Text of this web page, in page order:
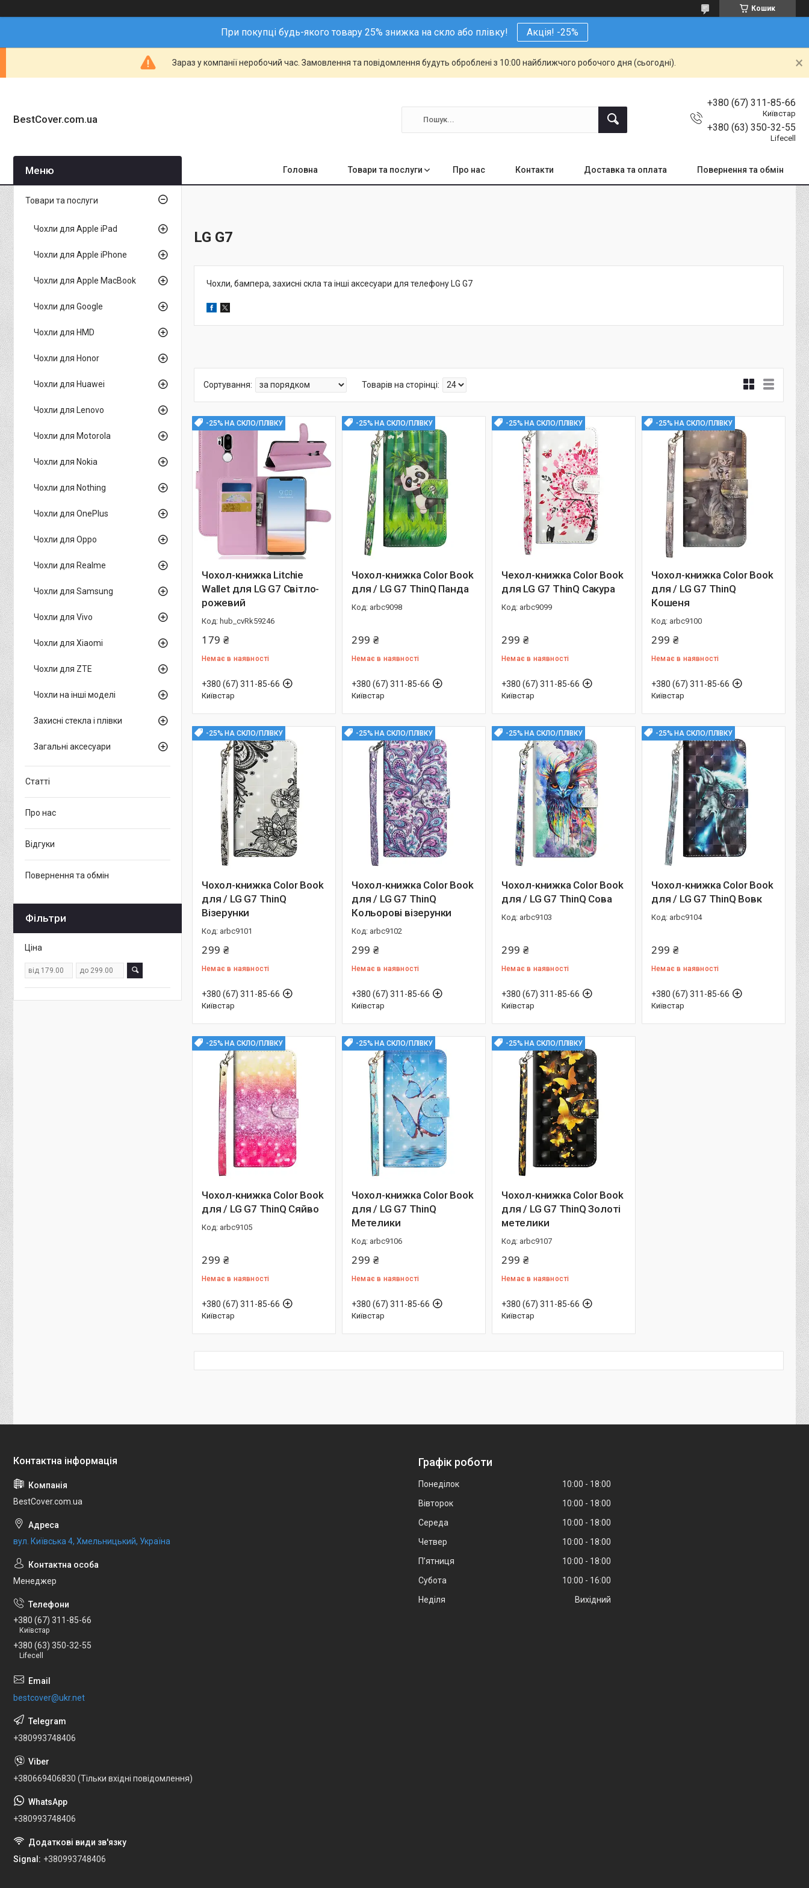
Кошик
При покупці будь-якого товару 25% знижка на скло або плівку! Акція! -25%
Зараз у компанії неробочий час. Замовлення та повідомлення будуть оброблені з 10:00 найближчого робочого дня (сьогодні).
BestCover.com.ua
+380 (67) 311-85-66
Київстар
+380 (63) 350-32-55
Lifecell
Головна Товари та послуги Про нас Контакти Доставка та оплата Повернення та обмін
LG G7
Чохли, бампера, захисні скла та інші аксесуари для телефону LG G7
-25% НА СКЛО/ПЛІВКУ
Чохол-книжка Litchie
Wallet для LG G7 Світло-
рожевий
hub_cvRk59246
179 ₴
Немає в наявності
+380 (67) 311-85-66
Київстар
-25% НА СКЛО/ПЛІВКУ
Чохол-книжка Color Book
для / LG G7 ThinQ Панда
arbc9098
299 ₴
Немає в наявності
+380 (67) 311-85-66
Київстар
-25% НА СКЛО/ПЛІВКУ
Чехол-книжка Color Book
для LG G7 ThinQ Сакура
arbc9099
299 ₴
Немає в наявності
+380 (67) 311-85-66
Київстар
-25% НА СКЛО/ПЛІВКУ
Чохол-книжка Color Book
для / LG G7 ThinQ
Кошеня
arbc9100
299 ₴
Немає в наявності
+380 (67) 311-85-66
Київстар
-25% НА СКЛО/ПЛІВКУ
Чохол-книжка Color Book
для / LG G7 ThinQ
Візерунки
arbc9101
299 ₴
Немає в наявності
+380 (67) 311-85-66
Київстар
-25% НА СКЛО/ПЛІВКУ
Чохол-книжка Color Book
для / LG G7 ThinQ
Кольорові візерунки
arbc9102
299 ₴
Немає в наявності
+380 (67) 311-85-66
Київстар
-25% НА СКЛО/ПЛІВКУ
Чохол-книжка Color Book
для / LG G7 ThinQ Сова
arbc9103
299 ₴
Немає в наявності
+380 (67) 311-85-66
Київстар
-25% НА СКЛО/ПЛІВКУ
Чохол-книжка Color Book
для / LG G7 ThinQ Вовк
arbc9104
299 ₴
Немає в наявності
+380 (67) 311-85-66
Київстар
-25% НА СКЛО/ПЛІВКУ
Чохол-книжка Color Book
для / LG G7 ThinQ Сяйво
arbc9105
299 ₴
Немає в наявності
+380 (67) 311-85-66
Київстар
-25% НА СКЛО/ПЛІВКУ
Чохол-книжка Color Book
для / LG G7 ThinQ
Метелики
arbc9106
299 ₴
Немає в наявності
+380 (67) 311-85-66
Київстар
-25% НА СКЛО/ПЛІВКУ
Чохол-книжка Color Book
для / LG G7 ThinQ Золоті
метелики
arbc9107
299 ₴
Немає в наявності
+380 (67) 311-85-66
Київстар
Товари та послуги
Чохли для Apple iPad
Чохли для Apple iPhone
Чохли для Apple MacBook
Чохли для Google
Чохли для HMD
Чохли для Honor
Чохли для Huawei
Чохли для Lenovo
Чохли для Motorola
Чохли для Nokia
Чохли для Nothing
Чохли для OnePlus
Чохли для Oppo
Чохли для Realme
Чохли для Samsung
Чохли для Vivo
Чохли для Xiaomi
Чохли для ZTE
Чохли на інші моделі
Захисні стекла і плівки
Загальні аксесуари
Статті
Про нас
Відгуки
Повернення та обмін
Фільтри
Ціна
BestCover.com.ua
вул. Київська 4, Хмельницький, Україна
Менеджер
+380 (67) 311-85-66
Київстар
+380 (63) 350-32-55
Lifecell
bestcover@ukr.net
+380993748406
+380669406830 (Тільки вхідні повідомлення)
+380993748406
Signal +380993748406
Графік роботи
Понеділок 10:00
18:00
Вівторок
10:00
18:00
Середа
10:00
18:00
Четвер
10:00
18:00
Пʼятниця
10:00
18:00
Субота
10:00
16:00
Неділя
Вихідний